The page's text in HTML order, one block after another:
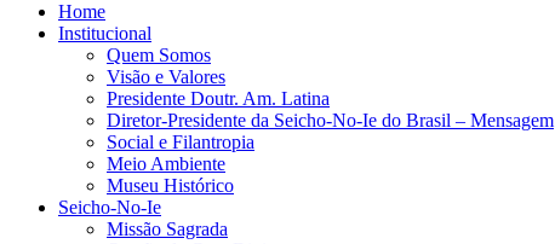
Home
Institucional
Quem Somos
Visão e Valores
Presidente Doutr. Am. Latina
Diretor-Presidente da Seicho-No-Ie do Brasil – Mensagem
Social e Filantropia
Meio Ambiente
Museu Histórico
Seicho-No-Ie
Missão Sagrada